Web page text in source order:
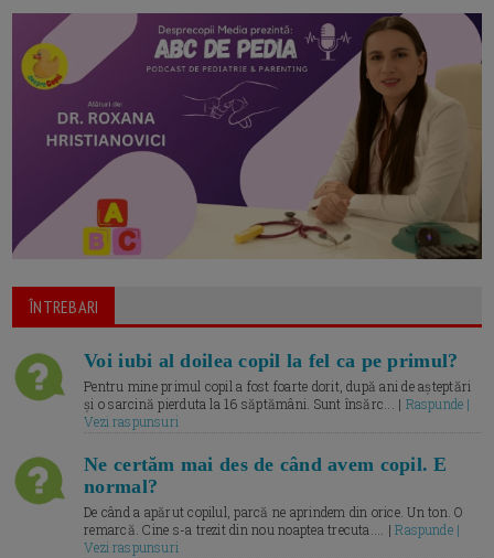
ÎNTREBARI
Voi iubi al doilea copil la fel ca pe primul?
Pentru mine primul copil a fost foarte dorit, după ani de așteptări
și o sarcină pierduta la 16 săptămâni. Sunt însărc... | Raspunde |
Vezi raspunsuri
Ne certăm mai des de când avem copil. E
normal?
De când a apărut copilul, parcă ne aprindem din orice. Un ton. O
remarcă. Cine s-a trezit din nou noaptea trecuta.... |Raspunde |
Vezi raspunsuri